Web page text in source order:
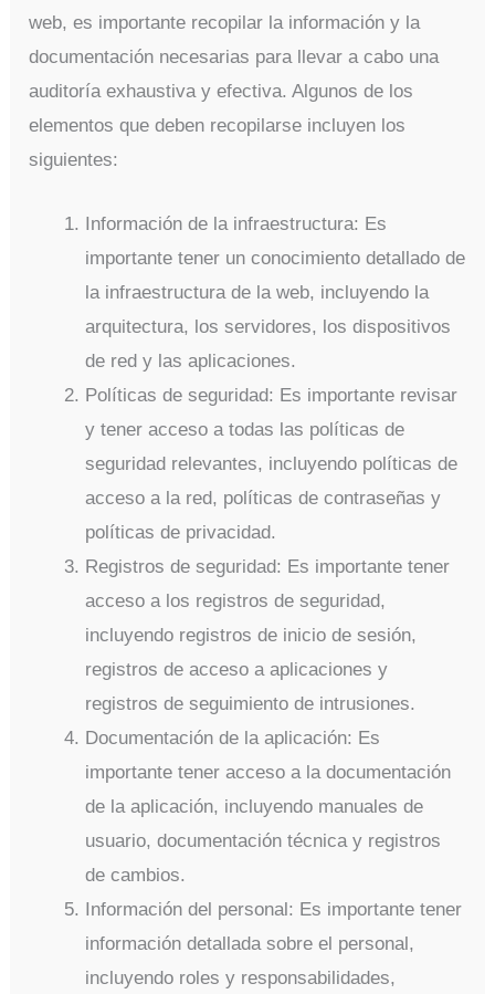
web, es importante recopilar la información y la
documentación necesarias para llevar a cabo una
auditoría exhaustiva y efectiva. Algunos de los
elementos que deben recopilarse incluyen los
siguientes:
Información de la infraestructura: Es
importante tener un conocimiento detallado de
la infraestructura de la web, incluyendo la
arquitectura, los servidores, los dispositivos
de red y las aplicaciones.
Políticas de seguridad: Es importante revisar
y tener acceso a todas las políticas de
seguridad relevantes, incluyendo políticas de
acceso a la red, políticas de contraseñas y
políticas de privacidad.
Registros de seguridad: Es importante tener
acceso a los registros de seguridad,
incluyendo registros de inicio de sesión,
registros de acceso a aplicaciones y
registros de seguimiento de intrusiones.
Documentación de la aplicación: Es
importante tener acceso a la documentación
de la aplicación, incluyendo manuales de
usuario, documentación técnica y registros
de cambios.
Información del personal: Es importante tener
información detallada sobre el personal,
incluyendo roles y responsabilidades,